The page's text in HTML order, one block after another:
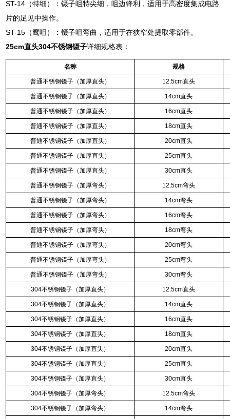
ST-14（特细）：镊子咀特尖细，咀边锋利，适用于高密度集成电路
片的足见中操作。
ST-15（鹰咀）：镊子咀弯曲，适用于在狭窄处提取零部件。
25cm直头304不锈钢镊子详细规格表：
名称 规格
普通不锈钢镊子（加厚直头） 12.5cm直头
普通不锈钢镊子（加厚直头） 14cm直头
普通不锈钢镊子（加厚直头） 16cm直头
普通不锈钢镊子（加厚直头） 18cm直头
普通不锈钢镊子（加厚直头） 20cm直头
普通不锈钢镊子（加厚直头） 25cm直头
普通不锈钢镊子（加厚直头） 30cm直头
普通不锈钢镊子（加厚弯头） 12.5cm弯头
普通不锈钢镊子（加厚弯头） 14cm弯头
普通不锈钢镊子（加厚弯头） 16cm弯头
普通不锈钢镊子（加厚弯头） 18cm弯头
普通不锈钢镊子（加厚弯头） 20cm弯头
普通不锈钢镊子（加厚弯头） 25cm弯头
普通不锈钢镊子（加厚弯头） 30cm弯头
304不锈钢镊子（加厚直头） 12.5cm直头
304不锈钢镊子（加厚直头） 14cm直头
304不锈钢镊子（加厚直头） 16cm直头
304不锈钢镊子（加厚直头） 18cm直头
304不锈钢镊子（加厚直头） 20cm直头
304不锈钢镊子（加厚直头） 25cm直头
304不锈钢镊子（加厚直头） 30cm直头
304不锈钢镊子（加厚弯头） 12.5cm弯头
304不锈钢镊子（加厚弯头） 14cm弯头